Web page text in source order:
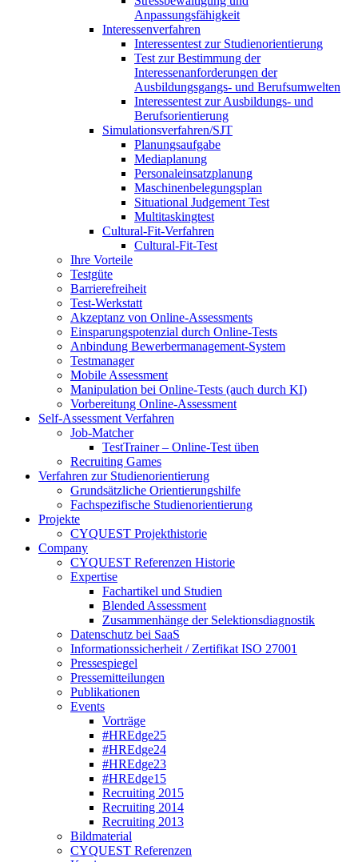
Anpassungsfähigkeit
Interessenverfahren
Interessentest zur Studienorientierung
Test zur Bestimmung der
Interessenanforderungen der
Ausbildungsgangs- und Berufsumwelten
Interessentest zur Ausbildungs- und
Berufsorientierung
Simulationsverfahren/SJT
Planungsaufgabe
Mediaplanung
Personaleinsatzplanung
Maschinenbelegungsplan
Situational Judgement Test
Multitaskingtest
Cultural-Fit-Verfahren
Cultural-Fit-Test
Ihre Vorteile
Testgüte
Barrierefreiheit
Test-Werkstatt
Akzeptanz von Online-Assessments
Einsparungspotenzial durch Online-Tests
Anbindung Bewerbermanagement-System
Testmanager
Mobile Assessment
Manipulation bei Online-Tests (auch durch KI)
Vorbereitung Online-Assessment
Self-Assessment Verfahren
Job-Matcher
TestTrainer – Online-Test üben
Recruiting Games
Verfahren zur Studienorientierung
Grundsätzliche Orientierungshilfe
Fachspezifische Studienorientierung
Projekte
CYQUEST Projekthistorie
Company
CYQUEST Referenzen Historie
Expertise
Fachartikel und Studien
Blended Assessment
Zusammenhänge der Selektionsdiagnostik
Datenschutz bei SaaS
Informationssicherheit / Zertifikat ISO 27001
Pressespiegel
Pressemitteilungen
Publikationen
Events
Vorträge
#HREdge25
#HREdge24
#HREdge23
#HREdge15
Recruiting 2015
Recruiting 2014
Recruiting 2013
Bildmaterial
CYQUEST Referenzen